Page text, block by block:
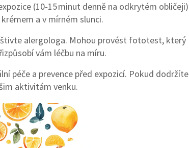
(10‑15 minut denně na odkrytém obličeji)
a v mírném slunci.
alergologa. Mohou provést fototest, který
vám léčbu na míru.
péče a prevence před expozicí. Pokud dodržíte
aktivitám venku.